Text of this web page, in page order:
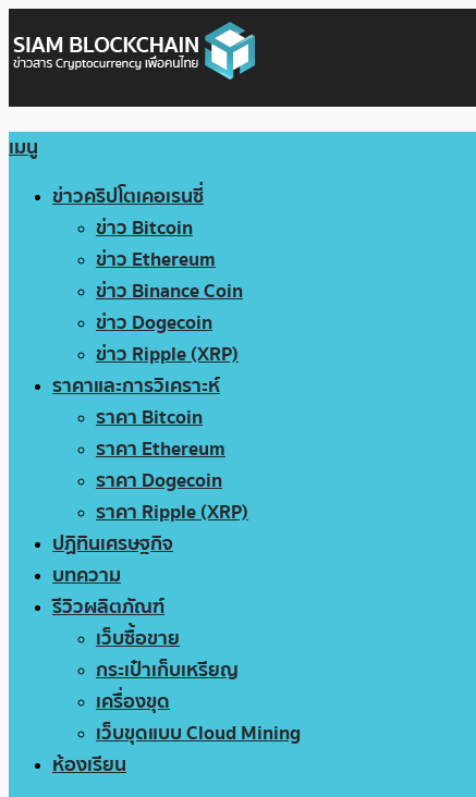
เมนู
ข่าวคริปโตเคอเรนซี่
ข่าว Bitcoin
ข่าว Ethereum
ข่าว Binance Coin
ข่าว Dogecoin
ข่าว Ripple (XRP)
ราคาและการวิเคราะห์
ราคา Bitcoin
ราคา Ethereum
ราคา Dogecoin
ราคา Ripple (XRP)
ปฏิทินเศรษฐกิจ
บทความ
รีวิวผลิตภัณฑ์
เว็บซื้อขาย
กระเป๋าเก็บเหรียญ
เครื่องขุด
เว็บขุดแบบ Cloud Mining
ห้องเรียน